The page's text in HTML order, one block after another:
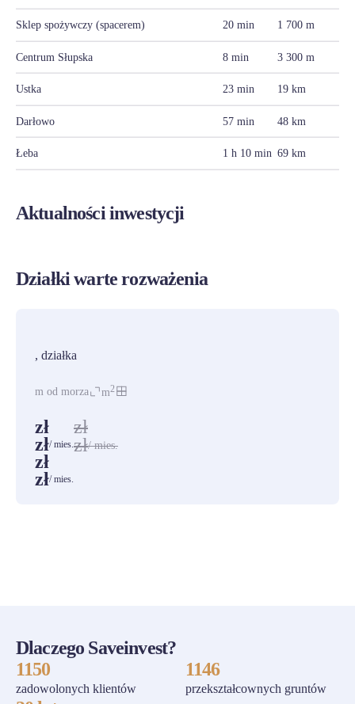
Sklep spożywczy (spacerem) 20 min 1 700 m
Centrum Słupska 8 min 3 300 m
Ustka 23 min 19 km
Darłowo 57 min 48 km
Łeba 1 h 10 min 69 km
Aktualności inwestycji
Działki warte rozważenia
, działka
m od morza m2
zł
zł/ mies.
zł
zł/ mies.
zł
zł/ mies.
Dlaczego Saveinvest?
1150
zadowolonych klientów
1146
przekształcownych gruntów